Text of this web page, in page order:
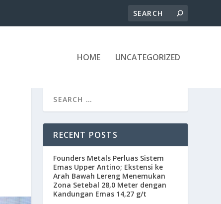
HOME UNCATEGORIZED
RECENT POSTS
Founders Metals Perluas Sistem
Emas Upper Antino; Ekstensi ke
Arah Bawah Lereng Menemukan
Zona Setebal 28,0 Meter dengan
Kandungan Emas 14,27 g/t